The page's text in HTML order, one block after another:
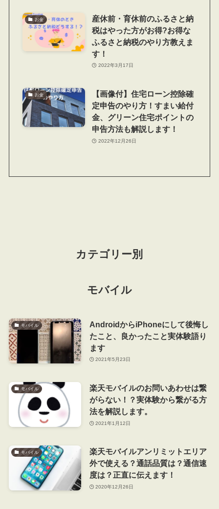
お金
産休前・育休前のふるさと納
税はやった方がお得?お得な
ふるさと納税のやり方教えま
す！
2022年3月17日
お金
【画像付】住宅ローン控除確
定申告のやり方！すまい給付
金、グリーン住宅ポイントの
申告方法も解説します！
2022年12月26日
カテゴリー別
モバイル
モバイル
AndroidからiPhoneにして後悔し
たこと、良かったこと実体験語り
ます
2021年5月23日
モバイル
楽天モバイルのお問いあわせは繋
がらない！？実体験から繋がる方
法を解説します。
2021年1月12日
モバイル
楽天モバイルアンリミットエリア
外で使える？通話品質は？通信速
度は？正直に伝えます！
2020年12月26日